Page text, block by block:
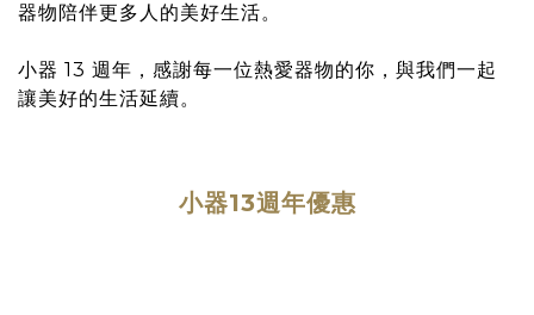
器物陪伴更多人的美好生活。
小器 13 週年，感謝每一位熱愛器物的你，與我們一起
讓美好的生活延續。
小器13週年優惠